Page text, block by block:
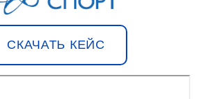
СКАЧАТЬ КЕЙС